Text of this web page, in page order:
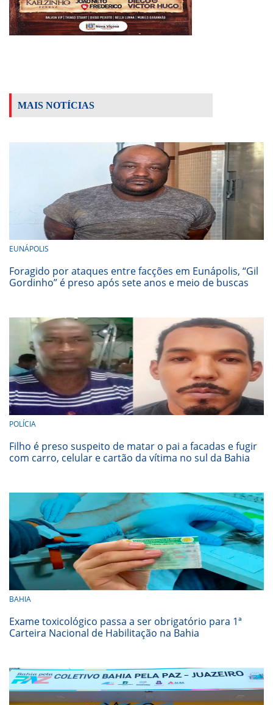
MAIS NOTÍCIAS
EUNÁPOLIS
Foragido por ataques entre facções em Eunápolis, “Gil
Gordinho” é preso após sete anos e meio de buscas
POLÍCIA
Filho é preso suspeito de matar o pai a facadas e fugir
com carro, celular e cartão da vítima no sul da Bahia
BAHIA
Exame toxicológico passa a ser obrigatório para 1ª
Carteira Nacional de Habilitação na Bahia